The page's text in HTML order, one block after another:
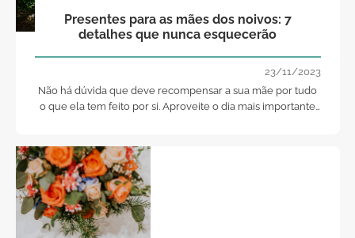
Presentes para as mães dos noivos: 7
detalhes que nunca esquecerão
23/11/2023
Não há dúvida que deve recompensar a sua mãe por tudo
o que ela tem feito por si. Aproveite o dia mais importante
e diga ao seu noivo para fazer o mesmo com a mãe dele...